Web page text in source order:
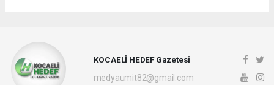
KOCAELİ HEDEF Gazetesi
medyaumit82@gmail.com